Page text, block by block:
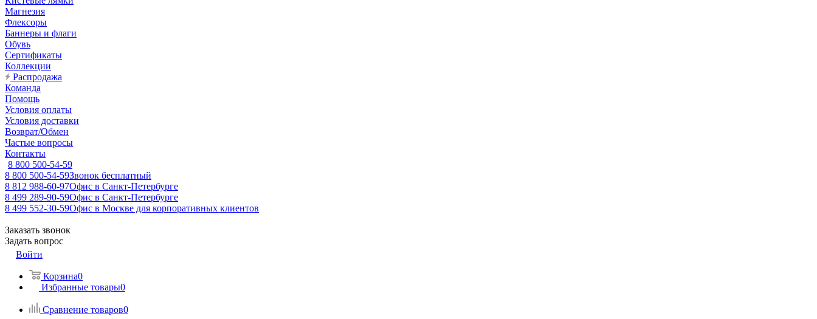
Магнезия
Флексоры
Баннеры и флаги
Обувь
Сертификаты
Коллекции
Распродажа
Команда
Помощь
Условия оплаты
Условия доставки
Возврат/Обмен
Частые вопросы
Контакты
8 800 500-54-59
8 800 500-54-59Звонок бесплатный
8 812 988-60-97Офис в Санкт-Петербурге
8 499 289-90-59Офис в Санкт-Петербурге
8 499 552-30-59Офис в Москве для корпоративных клиентов
Заказать звонок
Задать вопрос
Войти
Корзина0
Избранные товары0
Сравнение товаров0